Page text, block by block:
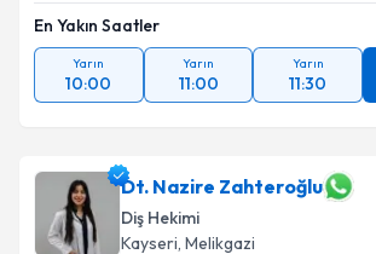
En Yakın Saatler
Yarın
10:00
Yarın
11:00
Yarın
11:30
Dt. Nazire Zahteroğlu
Diş Hekimi
Kayseri, Melikgazi